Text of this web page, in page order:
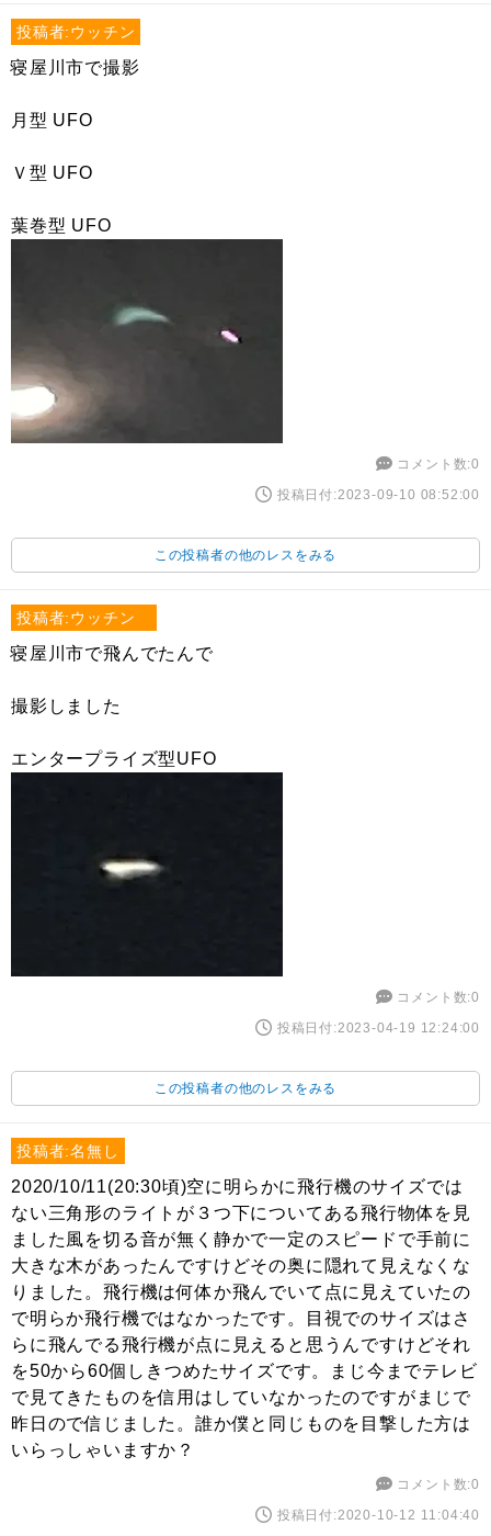
投稿者:ウッチン
寝屋川市で撮影
月型 UFO
Ｖ型 UFO
葉巻型 UFO
コメント数:0
投稿日付:2023-09-10 08:52:00
この投稿者の他のレスをみる
投稿者:ウッチン
寝屋川市で飛んでたんで
撮影しました
エンタープライズ型UFO
コメント数:0
投稿日付:2023-04-19 12:24:00
この投稿者の他のレスをみる
投稿者:名無し
2020/10/11(20:30頃)空に明らかに飛行機のサイズでは
ない三角形のライトが３つ下についてある飛行物体を見
ました風を切る音が無く静かで一定のスピードで手前に
大きな木があったんですけどその奥に隠れて見えなくな
りました。飛行機は何体か飛んでいて点に見えていたの
で明らか飛行機ではなかったです。目視でのサイズはさ
らに飛んでる飛行機が点に見えると思うんですけどそれ
を50から60個しきつめたサイズです。まじ今までテレビ
で見てきたものを信用はしていなかったのですがまじで
昨日ので信じました。誰か僕と同じものを目撃した方は
いらっしゃいますか？
コメント数:0
投稿日付:2020-10-12 11:04:40